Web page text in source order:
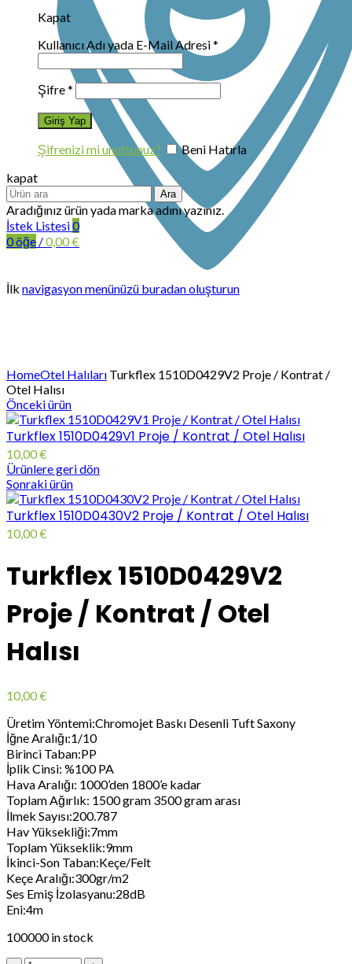
Kapat
Kullanıcı Adı yada E-Mail Adresi*
Şifre*
Şifrenizi mi unuttunuz?
Beni Hatırla
kapat
Ara
Aradığınız ürün yada marka adını yazınız.
İstek Listesi0
0öğe /0,00€
İlk navigasyon menünüzü buradan oluşturun
HomeOtel Halıları Turkflex 1510D0429V2 Proje / Kontrat /
Otel Halısı
Önceki ürün
Turkflex 1510D0429V1 Proje / Kontrat / Otel Halısı
10,00€
Ürünlere geri dön
Sonraki ürün
Turkflex 1510D0430V2 Proje / Kontrat / Otel Halısı
10,00€
Turkflex 1510D0429V2
Proje / Kontrat / Otel
Halısı
10,00€
Üretim Yöntemi:Chromojet Baskı Desenli Tuft Saxony
İğne Aralığı:1/10
Birinci Taban:PP
İplik Cinsi: %100 PA
Hava Aralığı: 1000’den 1800’e kadar
Toplam Ağırlık: 1500 gram 3500 gram arası
İlmek Sayısı:200.787
Hav Yüksekliği:7mm
Toplam Yükseklik:9mm
İkinci-Son Taban:Keçe/Felt
Keçe Aralığı:300gr/m2
Ses Emiş İzolasyanu:28dB
Eni:4m
100000 in stock